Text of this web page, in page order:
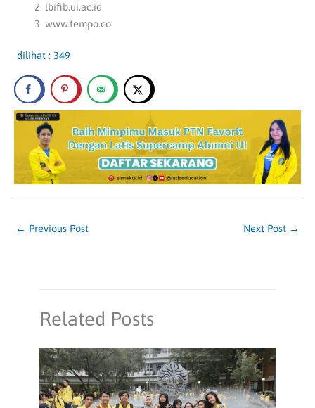
lbifib.ui.ac.id
www.tempo.co
dilihat : 349
← Previous Post Next Post →
Related Posts